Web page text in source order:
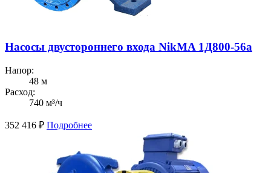
Насосы двустороннего входа NikMA 1Д800-56а
Напор:
48 м
Расход:
740 м³/ч
352 416 ₽ Подробнее